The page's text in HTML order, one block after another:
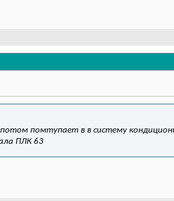
помтупает в в систему
ПЛК 63